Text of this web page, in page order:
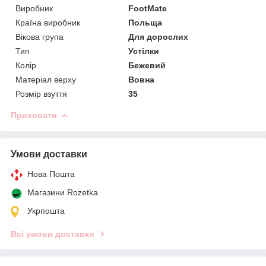
Виробник
FootMate
Країна виробник
Польща
Вікова група
Для дорослих
Тип
Устілки
Колір
Бежевий
Матеріал верху
Вовна
Розмір взуття
35
Приховати
Умови доставки
Нова Пошта
Магазини Rozetka
Укрпошта
Всі умови доставки